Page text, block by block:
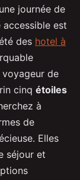
journée de
accessible est
des hotel à
de
cinq étoiles
à
de
Elles
séjour et